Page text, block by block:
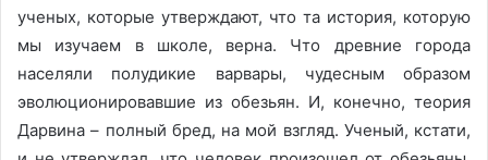
ученых, которые утверждают, что та история, которую
мы изучаем в школе, верна. Что древние города
населяли полудикие варвары, чудесным образом
эволюционировавшие из обезьян. И, конечно, теория
Дарвина – полный бред, на мой взгляд. Ученый, кстати,